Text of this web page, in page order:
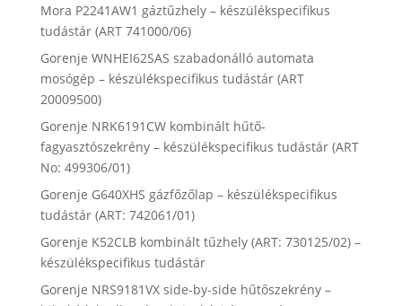
Mora P2241AW1 gáztűzhely – készülékspecifikus
tudástár (ART 741000/06)
Gorenje WNHEI62SAS szabadonálló automata
mosógép – készülékspecifikus tudástár (ART
20009500)
Gorenje NRK6191CW kombinált hűtő-
fagyasztószekrény – készülékspecifikus tudástár (ART
No: 499306/01)
Gorenje G640XHS gázfőzőlap – készülékspecifikus
tudástár (ART: 742061/01)
Gorenje K52CLB kombinált tűzhely (ART: 730125/02) –
készülékspecifikus tudástár
Gorenje NRS9181VX side-by-side hűtőszekrény –